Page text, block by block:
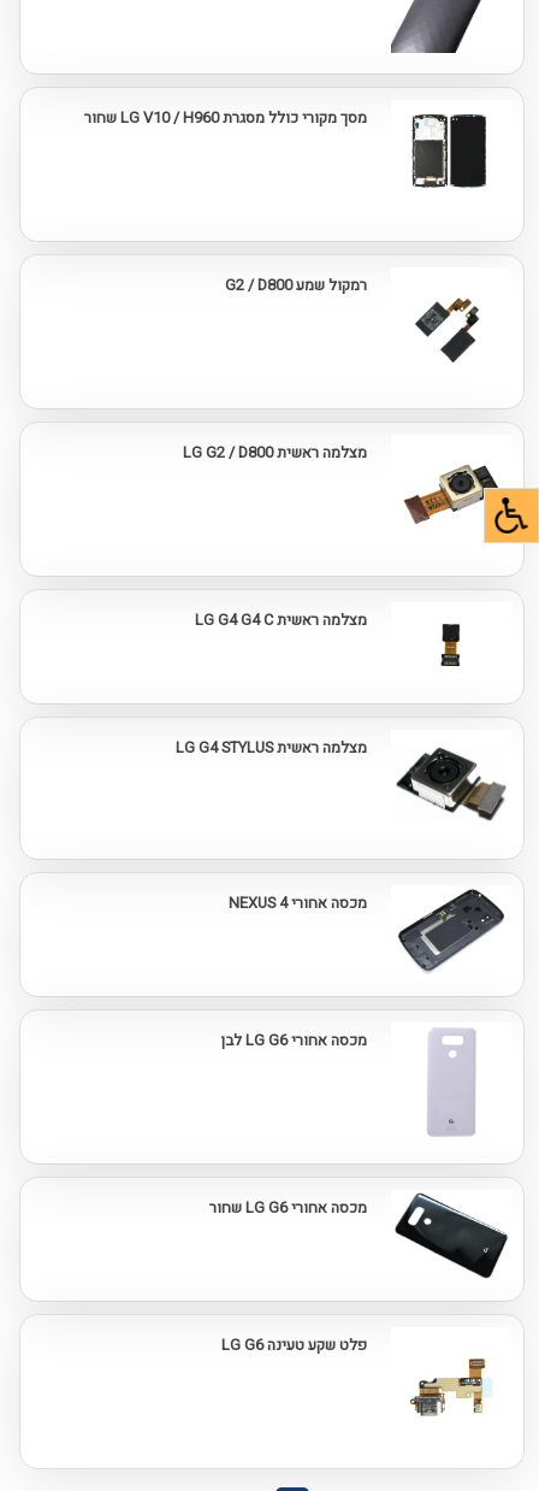
מסך מקורי כולל מסגרת LG V10 / H960 שחור
רמקול שמע G2 / D800
מצלמה ראשית LG G2 / D800
מצלמה ראשית LG G4 G4 C
מצלמה ראשית LG G4 STYLUS
מכסה אחורי NEXUS 4
מכסה אחורי LG G6 לבן
מכסה אחורי LG G6 שחור
פלט שקע טעינה LG G6